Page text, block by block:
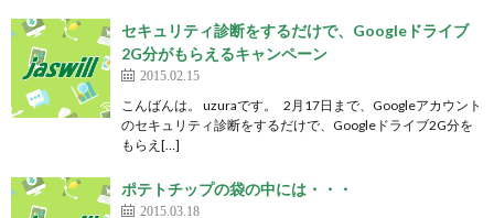
セキュリティ診断をするだけで、Googleドライブ
2G分がもらえるキャンペーン
2015.02.15
こんばんは。 uzuraです。 2月17日まで、Googleアカウント
のセキュリティ診断をするだけで、Googleドライブ2G分を
もらえ[…]
ポテトチップの袋の中には・・・
2015.03.18